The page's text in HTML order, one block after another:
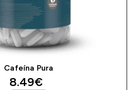
Cafeína Pura
discounted price
8.49€‎